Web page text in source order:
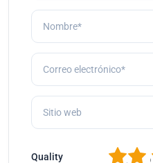
Quality 3
2